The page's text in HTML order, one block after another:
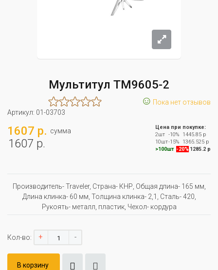
Мультитул TM9605-2
☺ Пока нет отзывов
Артикул: 01-03703
1607 р. сумма
1607 р.
Цена при покупке:
2шт -10% 1445.85 р
10шт-15% 1365.525 р
>100шт -20% 1285.2 р
Производитель- Traveler, Страна- КНР, Oбщая длина- 165 мм,
Длина клинка- 60 мм, Толщина клинка- 2,1, Сталь- 420,
Рукоять- металл, пластик, Чехол- кордура
Кол-во: + -
В корзину